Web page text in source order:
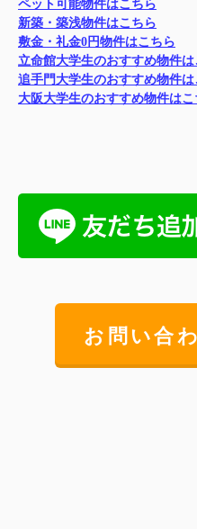
ペット可能物件はこちら
新築・築浅物件はこちら
敷金・礼金0円物件はこちら
立命館大学生のおすすめ物件は
追手門大学生のおすすめ物件は
大阪大学生のおすすめ物件はこ
お問い合